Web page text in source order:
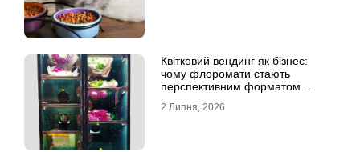
Квітковий вендинг як бізнес:
чому флоромати стають
перспективним форматом
2 Липня, 2026